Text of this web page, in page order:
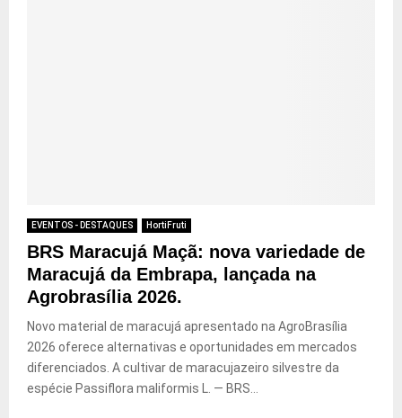
EVENTOS - DESTAQUES HortiFruti
BRS Maracujá Maçã: nova variedade de
Maracujá da Embrapa, lançada na
Agrobrasília 2026.
Novo material de maracujá apresentado na AgroBrasília
2026 oferece alternativas e oportunidades em mercados
diferenciados. A cultivar de maracujazeiro silvestre da
espécie Passiflora maliformis L. — BRS...